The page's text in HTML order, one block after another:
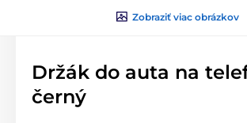
Zobraziť viac obrázkov
Držák do auta na
černý